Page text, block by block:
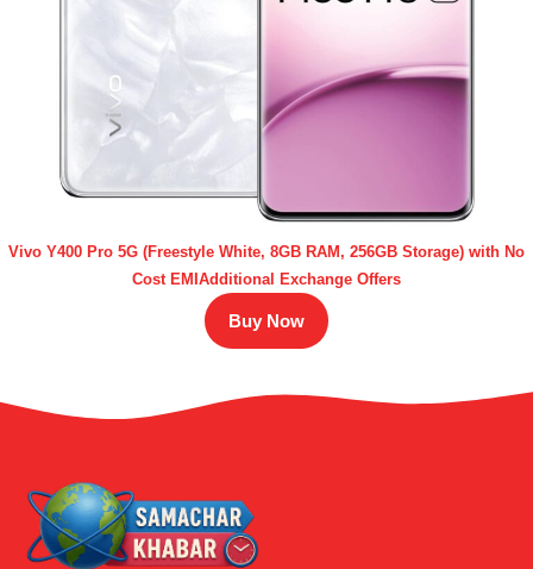
Vivo Y400 Pro 5G (Freestyle White, 8GB RAM, 256GB Storage) with No
Cost EMIAdditional Exchange Offers
Buy Now